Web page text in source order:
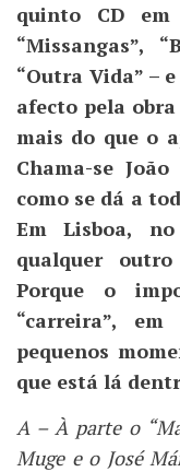
quinto CD
“Missangas”,
“Outra Vida” –
afecto pela
mais do que o
Chama-se
como se dá a
Em Lisboa,
qualquer
Porque o
“carreira”,
pequenos
que está lá
A – À parte o
Muge e o José